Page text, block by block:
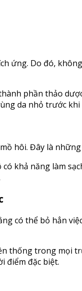
ứng. Do đó,
phần thảo
da nhỏ trước khi
hôi. Đây là
khả năng làm
có thể bỏ hẳn
trong mọi
điểm đặc biệt.